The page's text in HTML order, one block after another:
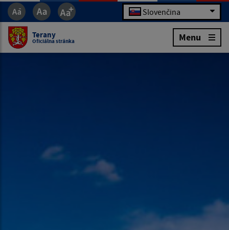
Slovenčina
Terany
Oficiálna stránka Menu